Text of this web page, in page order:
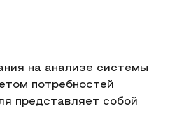
на анализе системы
потребностей
представляет собой